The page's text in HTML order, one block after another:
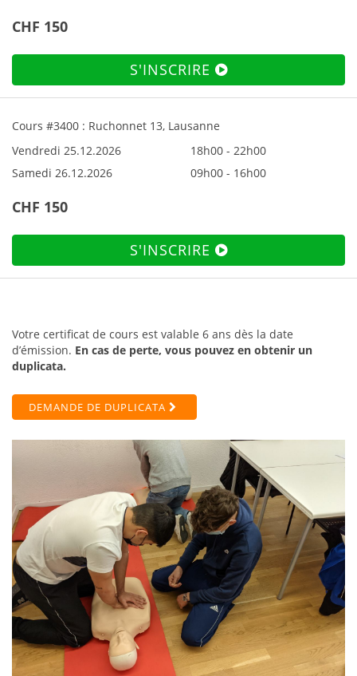
CHF 150
S'INSCRIRE
Cours #3400 : Ruchonnet 13, Lausanne
Vendredi 25.12.2026
18h00 - 22h00
Samedi 26.12.2026
09h00 - 16h00
CHF 150
S'INSCRIRE
Votre certificat de cours est valable 6 ans dès la date
d’émission. En cas de perte, vous pouvez en obtenir un
duplicata.
DEMANDE DE DUPLICATA